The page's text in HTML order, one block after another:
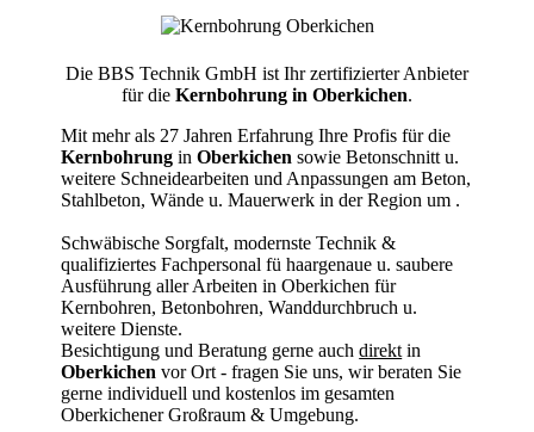
Die BBS Technik GmbH ist Ihr zertifizierter Anbieter
für die Kernbohrung in Oberkichen.
Mit mehr als 27 Jahren Erfahrung Ihre Profis für die
Kernbohrung inOberkichen sowie Betonschnitt u.
weitere Schneidearbeiten und Anpassungen am Beton,
Stahlbeton, Wände u. Mauerwerk in der Region um .
Schwäbische Sorgfalt, modernste Technik &
qualifiziertes Fachpersonalfü haargenaue u. saubere
Ausführung aller Arbeitenin Oberkichen für
Kernbohren, Betonbohren, Wanddurchbruch u.
weitere Dienste.
Besichtigung und Beratung gerne auchdirekt in
Oberkichen vor Ort - fragen Sie uns, wir beraten Sie
gerne individuell und kostenlos im gesamten
Oberkichener Großraum & Umgebung.